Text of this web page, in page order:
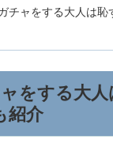
チャをする大人は恥
をする大人
紹介